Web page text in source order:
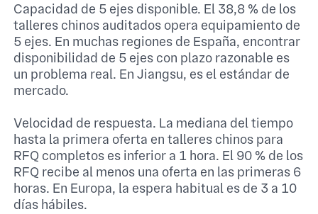
Capacidad de 5 ejes disponible. El 38,8 % de los
talleres chinos auditados opera equipamiento de
5 ejes. En muchas regiones de España, encontrar
disponibilidad de 5 ejes con plazo razonable es
un problema real. En Jiangsu, es el estándar de
mercado.
Velocidad de respuesta. La mediana del tiempo
hasta la primera oferta en talleres chinos para
RFQ completos es inferior a 1 hora. El 90 % de los
RFQ recibe al menos una oferta en las primeras 6
horas. En Europa, la espera habitual es de 3 a 10
días hábiles.